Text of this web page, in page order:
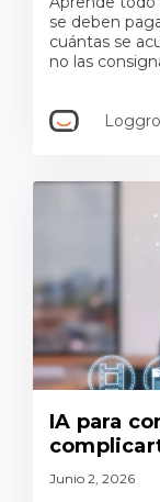
se deben
cuántas se
no las
Loggro
IA para
Junio 2, 2026